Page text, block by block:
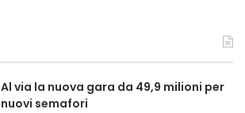
Al via la nuova gara da 49,9 milioni per
nuovi semafori